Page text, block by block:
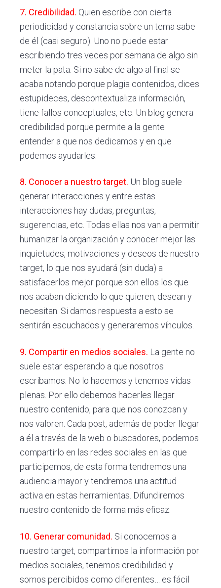
7. Credibilidad. Quien escribe con cierta
periodicidad y constancia sobre un tema sabe
de él (casi seguro). Uno no puede estar
escribiendo tres veces por semana de algo sin
meter la pata. Si no sabe de algo al final se
acaba notando porque plagia contenidos, dices
estupideces, descontextualiza información,
tiene fallos conceptuales, etc. Un blog genera
credibilidad porque permite a la gente
entender a que nos dedicamos y en que
podemos ayudarles.
8. Conocer a nuestro target. Un blog suele
generar interacciones y entre estas
interacciones hay dudas, preguntas,
sugerencias, etc. Todas ellas nos van a permitir
humanizar la organización y conocer mejor las
inquietudes, motivaciones y deseos de nuestro
target, lo que nos ayudará (sin duda) a
satisfacerlos mejor porque son ellos los que
nos acaban diciendo lo que quieren, desean y
necesitan. Si damos respuesta a esto se
sentirán escuchados y generaremos vínculos.
9. Compartir en medios sociales. La gente no
suele estar esperando a que nosotros
escribamos. No lo hacemos y tenemos vidas
plenas. Por ello debemos hacerles llegar
nuestro contenido, para que nos conozcan y
nos valoren. Cada post, además de poder llegar
a él a través de la web o buscadores, podemos
compartirlo en las redes sociales en las que
participemos, de esta forma tendremos una
audiencia mayor y tendremos una actitud
activa en estas herramientas. Difundiremos
nuestro contenido de forma más eficaz.
10. Generar comunidad. Si conocemos a
nuestro target, compartirnos la información por
medios sociales, tenemos credibilidad y
somos percibidos como diferentes… es fácil